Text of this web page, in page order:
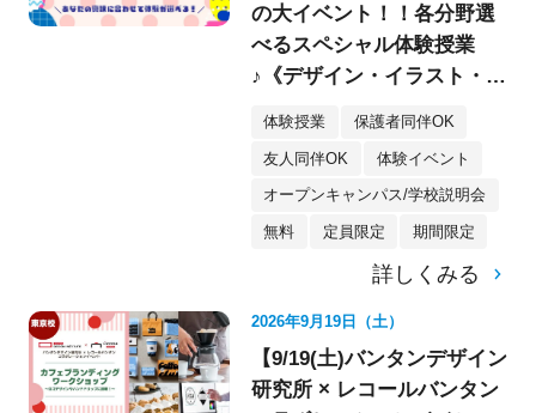
の大イベント！！各分野選
べるスペシャル体験授業
♪《デザイン・イラスト・映
体験授業 保護者同伴OK
友人同伴OK 体験イベント
オープンキャンパス/学校説明会
無料 定員限定 期間限定
詳しくみる
2026年9月19日（土）
【9/19(土)バンタンデザイン
研究所 × レコールバンタン